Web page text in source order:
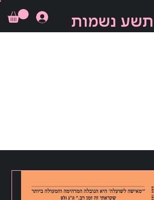
תשע נשמות